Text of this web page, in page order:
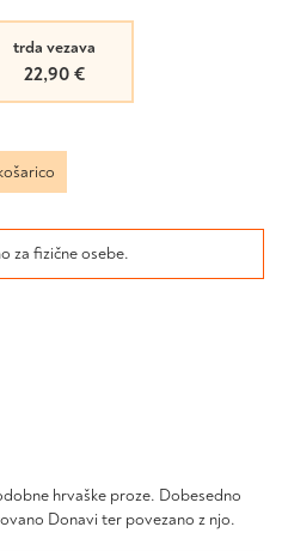
hrvaške proze. Dobesedno
Donavi ter povezano z njo.
trda vezava
22,90 €
za fizične osebe.